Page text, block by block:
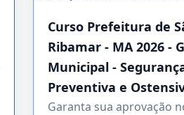
Curso Prefeitura de
Ribamar - MA 2026 -
Municipal -
Preventiva e
Garanta sua aprovação